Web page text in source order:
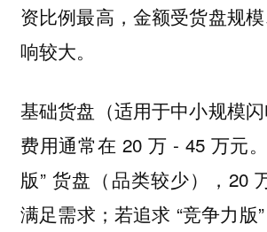
资比例最高，金额受货盘规
响较大。
基础货盘（适用于中小规模
费用通常在 20 万 - 45 万元
版” 货盘（品类较少），20
满足需求；若追求 “竞争力版